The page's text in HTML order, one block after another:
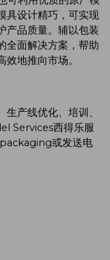
具设计精巧，可实现
产品质量。辅以包装
全面解决方案，帮助
地推向市场。
产线优化、培训、
Services西得乐服
或发送电